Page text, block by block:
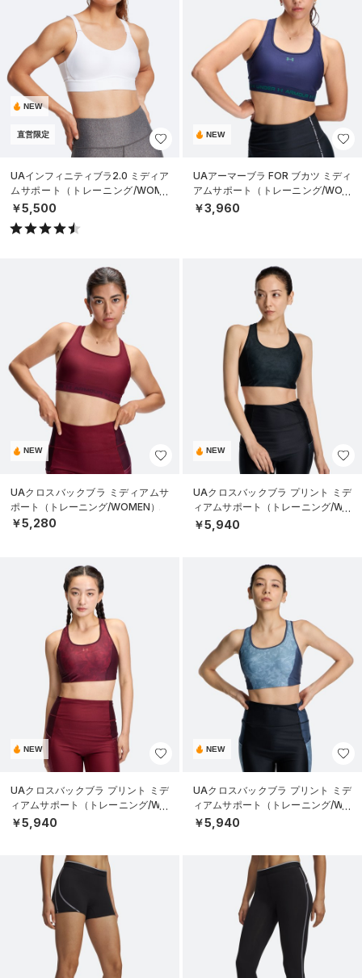
NEW
直営限定
UAインフィニティブラ2.0 ミディア
ムサポート（トレーニング/WOME
N）
￥5,500
NEW
UAアーマーブラ FOR ブカツ ミディ
アムサポート（トレーニング/WOM
EN）
￥3,960
NEW
UAクロスバックブラ ミディアムサ
ポート（トレーニング/WOMEN）
￥5,280
NEW
UAクロスバックブラ プリント ミデ
ィアムサポート（トレーニング/WO
MEN）
￥5,940
NEW
UAクロスバックブラ プリント ミデ
ィアムサポート（トレーニング/WO
MEN）
￥5,940
NEW
UAクロスバックブラ プリント ミデ
ィアムサポート（トレーニング/WO
MEN）
￥5,940